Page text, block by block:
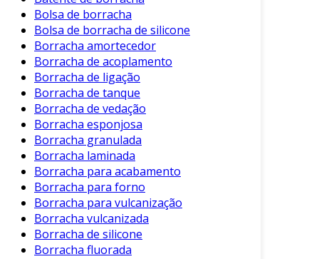
sua forma original após a compressão.
Resistência à abrasão:As esferas são
particularmente resistentes ao desgaste,
aumentando sua vida útil.
Impermeabilidade:
material que não permite a passagem de
água, sendo útil em aplicações onde a
proteção contra umidade é crucial.
Essas características tornam as esferas de
borracha indispensáveis em muitas aplicações
industriais e comerciais.
Benefícios das Esferas de Borracha
Bolsa de borracha
Bolsa de borracha de silicone
Borracha amortecedor
Borracha de acoplamento
Borracha de ligação
Borracha de tanque
Borracha de vedação
Borracha esponjosa
Borracha granulada
Borracha laminada
Borracha para acabamento
Borracha para forno
Borracha para vulcanização
Borracha vulcanizada
Borracha de silicone
Borracha fluorada